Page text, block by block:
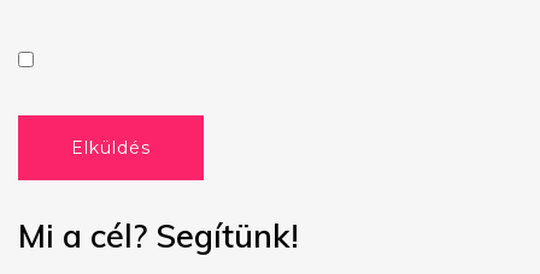
Elküldés
Mi a cél? Segítünk!